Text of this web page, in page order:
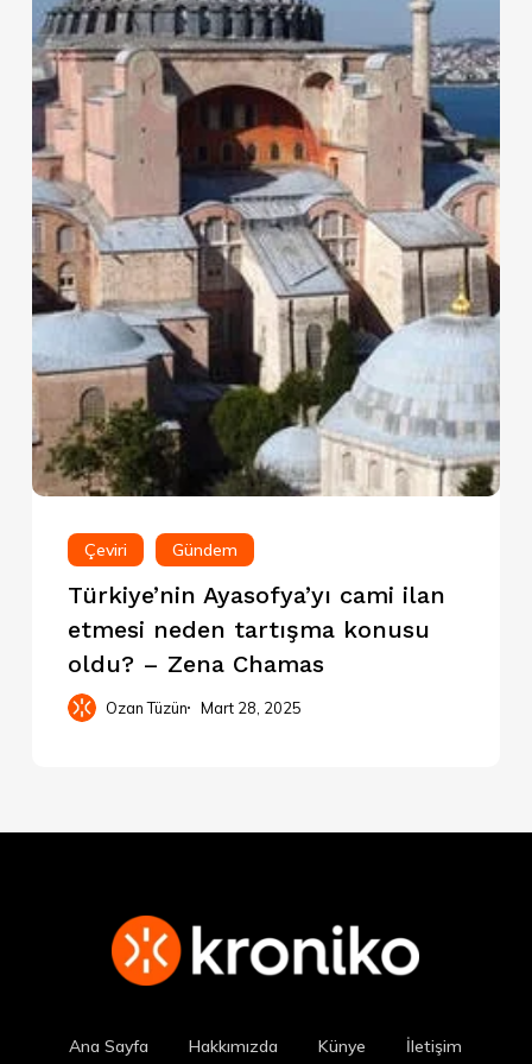
Çeviri Gündem
Türkiye’nin Ayasofya’yı cami ilan
etmesi neden tartışma konusu
oldu? – Zena Chamas
Ozan Tüzün Mart 28, 2025
Ana Sayfa Hakkımızda Künye İletişim